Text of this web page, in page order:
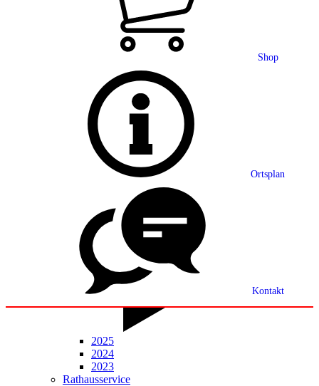
Shop
Ortsplan
Kontakt
Grußwort
Ortsplan
Partnerschaft
Statistik
Mitteilungsblatt
2025
2024
2023
Rathausservice